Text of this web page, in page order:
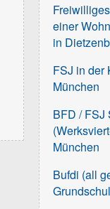
einer
in
FSJ in der
München
BFD / FSJ
München
Bufdi (all